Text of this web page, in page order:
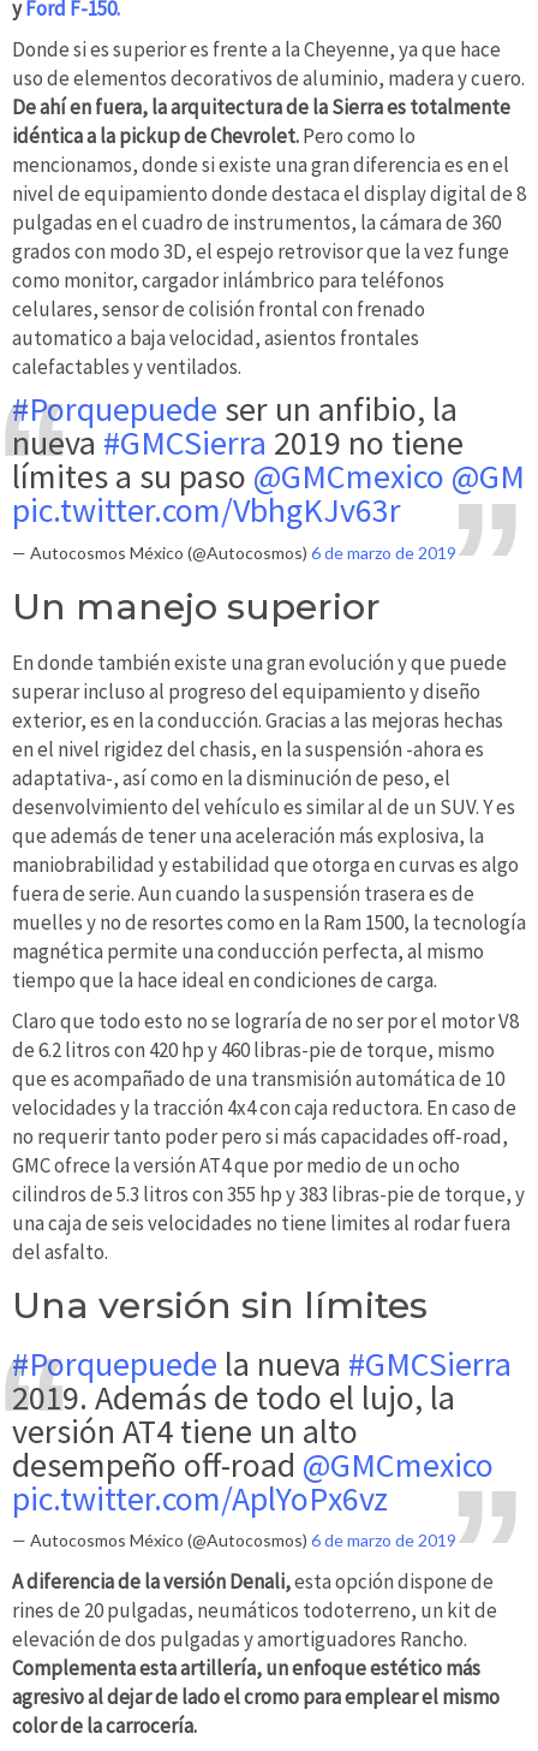
yFord F-150.
Donde si es superior es frente a la Cheyenne, ya que hace
uso de elementos decorativos de aluminio, madera y cuero.
De ahí en fuera, la arquitectura de la Sierra es totalmente
idéntica a la pickup de Chevrolet.Pero como lo
mencionamos, donde si existe una gran diferencia es en el
nivel de equipamiento donde destaca el display digital de 8
pulgadas en el cuadro de instrumentos, la cámara de 360
grados con modo 3D, el espejo retrovisor que la vez funge
como monitor, cargador inlámbrico para teléfonos
celulares, sensor de colisión frontal con frenado
automatico a baja velocidad, asientos frontales
calefactables y ventilados.
#Porquepuede ser un anfibio, la
nueva #GMCSierra 2019 no tiene
límites a su paso @GMCmexico @GM
pic.twitter.com/VbhgKJv63r
— Autocosmos México (@Autocosmos) 6 de marzo de 2019
Un manejo superior
En donde también existe una gran evolución y que puede
superar incluso al progreso del equipamiento y diseño
exterior, es en la conducción. Gracias a las mejoras hechas
en el nivel rigidez del chasis, en la suspensión -ahora es
adaptativa-, así como en la disminución de peso, el
desenvolvimiento del vehículo es similar al de un SUV. Y es
que además de tener una aceleración más explosiva, la
maniobrabilidad y estabilidad que otorga en curvas es algo
fuera de serie. Aun cuando la suspensión trasera es de
muelles y no de resortes como en la Ram 1500, la tecnología
magnética permite una conducción perfecta, al mismo
tiempo que la hace ideal en condiciones de carga.
Claro que todo esto no se lograría de no ser por el motor V8
de 6.2 litros con 420 hp y 460 libras-pie de torque, mismo
que es acompañado de una transmisión automática de 10
velocidades y la tracción 4x4 con caja reductora. En caso de
no requerir tanto poder pero si más capacidades off-road,
GMC ofrece la versión AT4 que por medio de un ocho
cilindros de 5.3 litros con 355 hp y 383 libras-pie de torque, y
una caja de seis velocidades no tiene limites al rodar fuera
del asfalto.
Una versión sin límites
#Porquepuede la nueva #GMCSierra
2019. Además de todo el lujo, la
versión AT4 tiene un alto
desempeño off-road @GMCmexico
pic.twitter.com/AplYoPx6vz
— Autocosmos México (@Autocosmos) 6 de marzo de 2019
A diferencia de la versión Denali,esta opción dispone de
rines de 20 pulgadas, neumáticos todoterreno, un kit de
elevación de dos pulgadas y amortiguadores Rancho.
Complementa esta artillería, un enfoque estético más
agresivo al dejar de lado el cromo para emplear el mismo
color de la carrocería.